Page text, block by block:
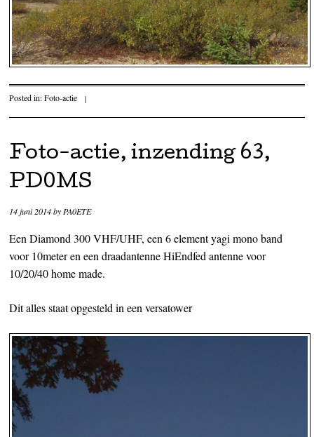
Posted in:Foto-actie |
Foto-actie, inzending 63,
PD0MS
14 juni 2014byPA0ETE
Een Diamond 300 VHF/UHF, een 6 element yagi mono band
voor 10meter en een draadantenne HiEndfed antenne voor
10/20/40 home made.
Dit alles staat opgesteld in een versatower